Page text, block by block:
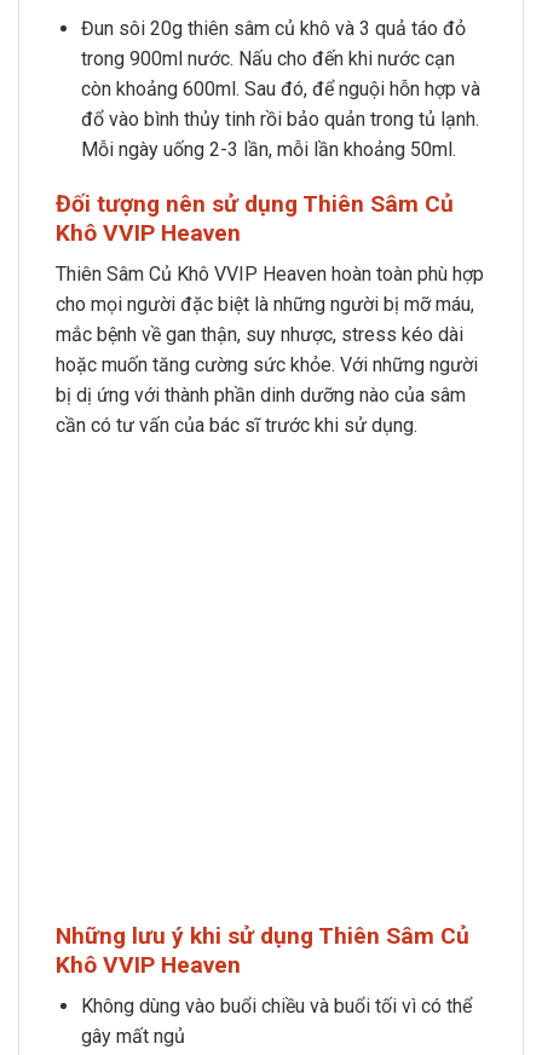
Đun sôi 20g thiên sâm củ khô và 3 quả táo đỏ
trong 900ml nước. Nấu cho đến khi nước cạn
còn khoảng 600ml. Sau đó, để nguội hỗn hợp và
đổ vào bình thủy tinh rồi bảo quản trong tủ lạnh.
Mỗi ngày uống 2-3 lần, mỗi lần khoảng 50ml.
Đối tượng nên sử dụng Thiên Sâm Củ
Khô VVIP Heaven
Thiên Sâm Củ Khô VVIP Heaven hoàn toàn phù hợp
cho mọi người đặc biệt là những người bị mỡ máu,
mắc bệnh về gan thận, suy nhược, stress kéo dài
hoặc muốn tăng cường sức khỏe. Với những người
bị dị ứng với thành phần dinh dưỡng nào của sâm
cần có tư vấn của bác sĩ trước khi sử dụng.
Những lưu ý khi sử dụng Thiên Sâm Củ
Khô VVIP Heaven
Không dùng vào buổi chiều và buổi tối vì có thể
gây mất ngủ